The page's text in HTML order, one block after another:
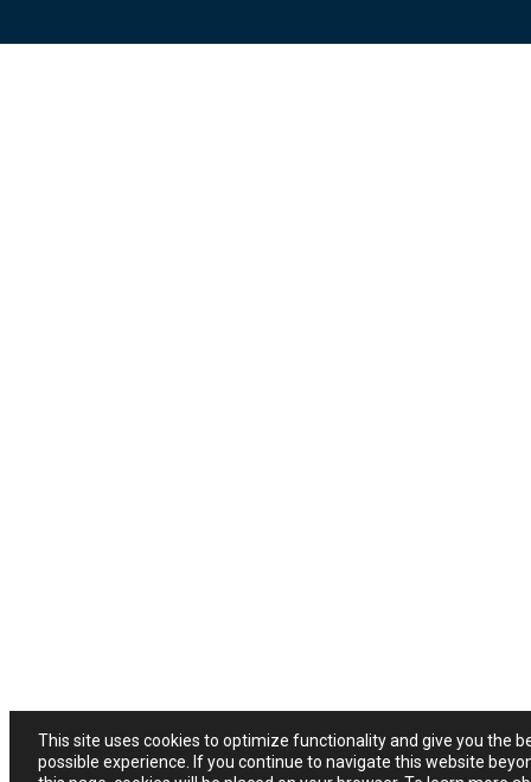
This site uses cookies to optimize functionality and give you the
possible experience. If you continue to navigate this website